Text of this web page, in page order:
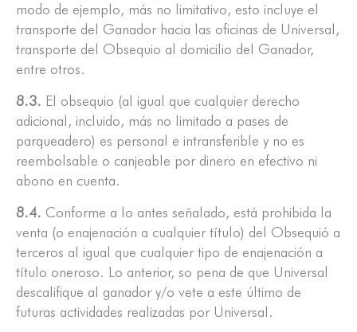
modo de ejemplo, más no limitativo, esto incluye el
transporte del Ganador hacia las oficinas de Universal,
transporte del Obsequio al domicilio del Ganador,
entre otros.
8.3. El obsequio (al igual que cualquier derecho
adicional, incluido, más no limitado a pases de
parqueadero) es personal e intransferible y no es
reembolsable o canjeable por dinero en efectivo ni
abono en cuenta.
8.4. Conforme a lo antes señalado, está prohibida la
venta (o enajenación a cualquier título) del Obsequió a
terceros al igual que cualquier tipo de enajenación a
título oneroso. Lo anterior, so pena de que Universal
descalifique al ganador y/o vete a este último de
futuras actividades realizadas por Universal.